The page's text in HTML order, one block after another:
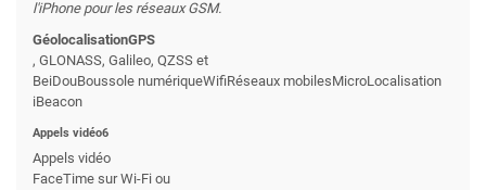
l'iPhone pour les réseaux GSM.
GéolocalisationGPS
, GLONASS, Galileo, QZSS et
BeiDouBoussole numériqueWifiRéseaux mobilesMicroLocalisation
iBeacon
Appels vidéo6
Appels vidéo
FaceTime sur Wi-Fi ou